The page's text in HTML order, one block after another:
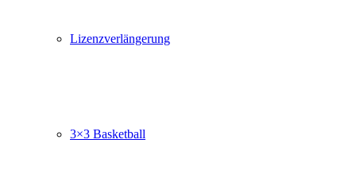
Lizenzverlängerung
3×3 Basketball